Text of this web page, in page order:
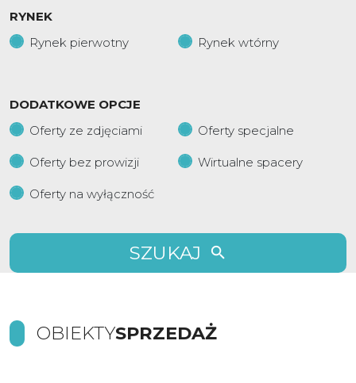
RYNEK
Rynek pierwotny
Rynek wtórny
DODATKOWE OPCJE
Oferty ze zdjęciami
Oferty specjalne
Oferty bez prowizji Wirtualne spacery
Oferty na wyłączność
SZUKAJ
OBIEKTYSPRZEDAŻ